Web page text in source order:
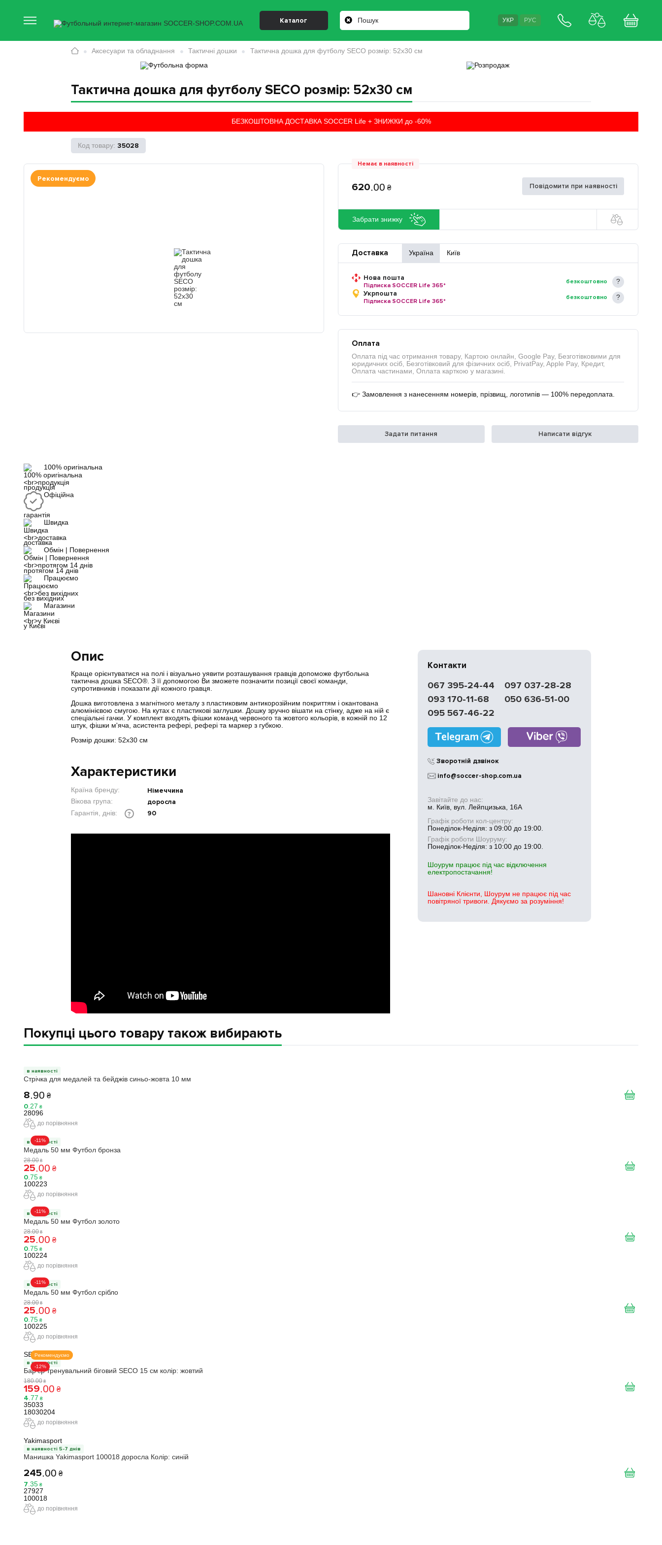
Тактична дошка для футболу SECO розмір: 52х30 см
БЕЗКОШТОВНА ДОСТАВКА SOCCER Life + ЗНИЖКИ до -60%
35028
Рекомендуємо
Немає в наявності
620.00 ₴ Повідомити при наявності
Забрати знижку
Доставка Україна Київ
Нова пошта
Підписка SOCCER Life 365*
безкоштовно
Укрпошта
Підписка SOCCER Life 365*
безкоштовно
Оплата
Оплата під час отримання товару, Картою онлайн, Google Pay, Безготівковими для
юридичних осіб, Безготівковий для фізичних осіб, PrivatPay, Apple Pay, Кредит,
Оплата частинами, Оплата карткою у магазині.
👉 Замовлення з нанесенням номерів, прізвищ, логотипів — 100% передоплата.
Задати питання Написати відгук
100% оригінальна
продукція
Офіційна
гарантія
Швидка
доставка
Обмін | Повернення
протягом 14 днів
Працюємо
без вихідних
Магазини
у Києві
Опис
Краще орієнтуватися на полі і візуально уявити розташування гравців допоможе футбольна
тактична дошка SECO®. З її допомогою Ви зможете позначити позиції своєї команди,
супротивників і показати дії кожного гравця.
Дошка виготовлена з магнітного металу з пластиковим антикорозійним покриттям і окантована
алюмінієвою смугою. На кутах є пластикові заглушки. Дошку зручно вішати на стінку, адже на ній є
спеціальні гачки. У комплект входять фішки команд червоного та жовтого кольорів, в кожній по 12
штук, фішки м'яча, асистента рефері, рефері та маркер з губкою.
Розмір дошки: 52х30 см
Характеристики
Країна бренду: Німеччина
Вікова група: доросла
Гарантія, днів: ? 90
Контакти
067 395-24-44
097 037-28-28
093 170-11-68
050 636-51-00
095 567-46-22
Зворотній дзвінок
info@soccer-shop.com.ua
Завітайте до нас:
м. Київ, вул. Лейпцизька, 16А
Графік роботи кол-центру:
Понеділок-Неділя: з 09:00 до 19:00.
Графік роботи Шоуруму:
Понеділок-Неділя: з 10:00 до 19:00.
Шоурум працює під час відключення
електропостачання!
Шановні Клієнти, Шоурум не працює під час
повітряної тривоги. Дякуємо за розуміння!
Покупці цього товару також вибирають
в наявності
Стрічка для медалей та бейджів синьо-жовта 10 мм
8.90 ₴
0 27 ₴
28096
до порівняння
-11%
в наявності
Медаль 50 мм Футбол бронза
28.00 ₴
25.00 ₴
0.75 ₴
100223
до порівняння
-11%
в наявності
Медаль 50 мм Футбол золото
28.00 ₴
25 .00 ₴
0 .75 ₴
100224
до порівняння
-11%
в наявності
Медаль 50 мм Футбол срібло
28.00 ₴
25.00 ₴
0 .75 ₴
100225
до порівняння
Рекомендуємо
-12%
SECO
в наявності
Бар'єр тренувальний біговий SECO 15 см колір: жовтий
180.00 ₴
159.00 ₴
4.77 ₴
35033
18030204
до порівняння
Yakimasport
в наявності 5-7 днів
Манишка Yakimasport 100018 доросла Колір: синій
245.00 ₴
7 .35 ₴
27927
100018
до порівняння
Каталог УКР РУС
Аксесуари та обладнання Тактичні дошки Тактична дошка для футболу SECO розмір: 52х30 см